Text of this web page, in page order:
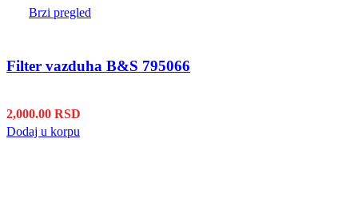
Brzi pregled
Filter vazduha B&S 795066
2,000.00 RSD
Dodaj u korpu